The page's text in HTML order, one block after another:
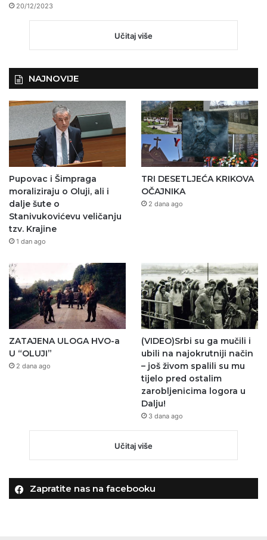
20/12/2023
Učitaj više
NAJNOVIJE
Pupovac i Šimpraga
moraliziraju o Oluji, ali i
dalje šute o
Stanivukovićevu veličanju
tzv. Krajine
1 dan ago
TRI DESETLJEĆA KRIKOVA
OČAJNIKA
2 dana ago
ZATAJENA ULOGA HVO-a
U “OLUJI”
2 dana ago
(VIDEO)Srbi su ga mučili i
ubili na najokrutniji način
– još živom spalili su mu
tijelo pred ostalim
zarobljenicima logora u
Dalju!
3 dana ago
Učitaj više
Zapratite nas na facebooku